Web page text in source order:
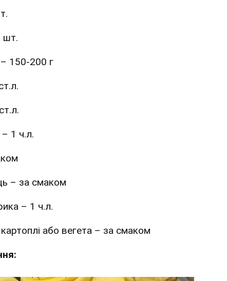
шт.
150-200 г
– 1 ч.л.
– за смаком
– 1 ч.л.
або вегета – за смаком